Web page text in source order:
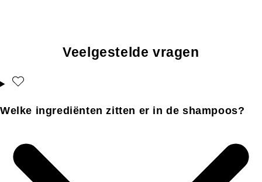
Veelgestelde vragen
Welke ingrediënten zitten er in de shampoos?